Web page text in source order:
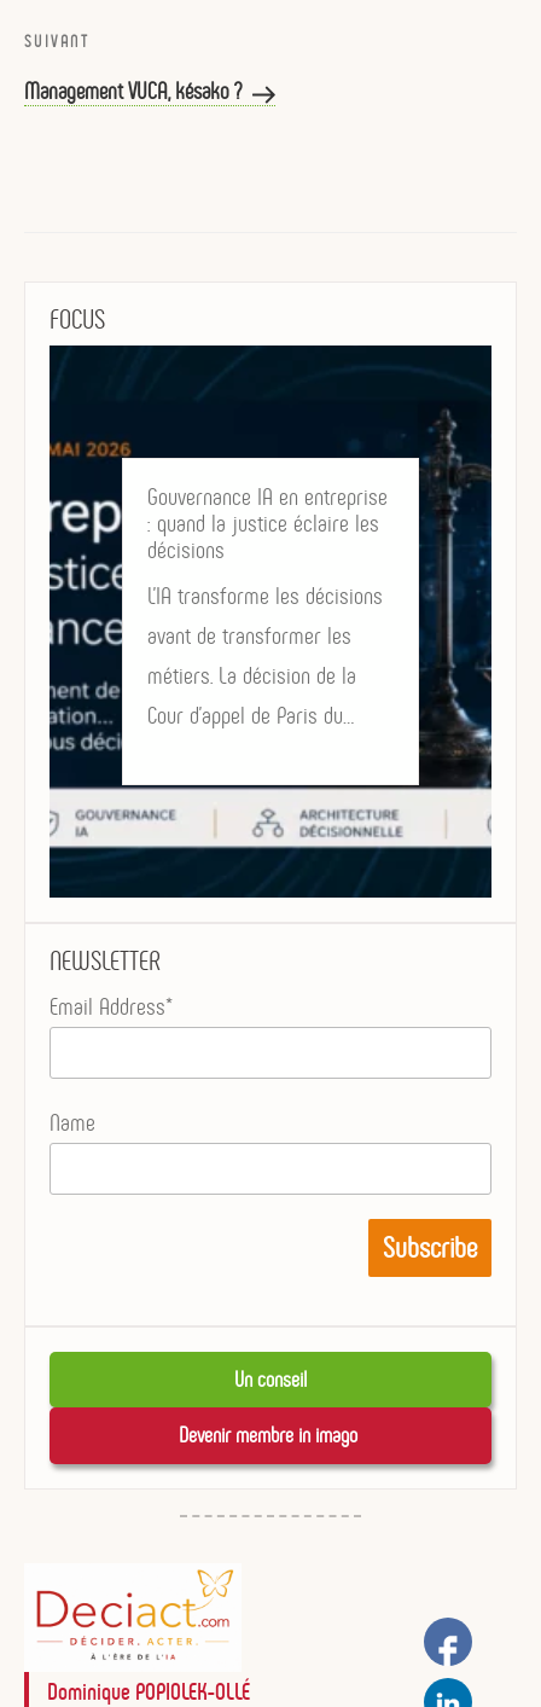
Article
suivant
SUIVANT
Management VUCA, késako ?
FOCUS
Gouvernance IA en entreprise
: quand la justice éclaire les
décisions
L’IA transforme les décisions
avant de transformer les
métiers. La décision de la
Cour d’appel de Paris du…
NEWSLETTER
Email Address*
Name
Un conseil
Devenir membre in imago
Dominique POPIOLEK-OLLÉ